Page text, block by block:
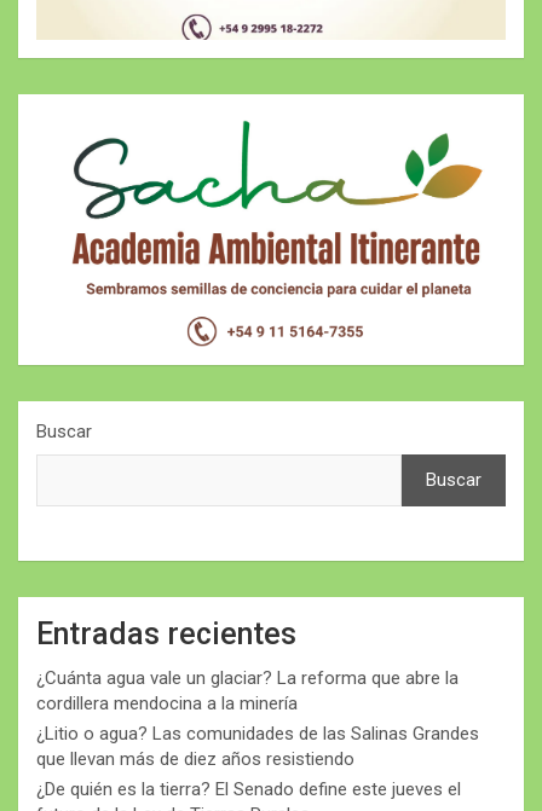
Buscar
Buscar
Entradas recientes
¿Cuánta agua vale un glaciar? La reforma que abre la
cordillera mendocina a la minería
¿Litio o agua? Las comunidades de las Salinas Grandes
que llevan más de diez años resistiendo
¿De quién es la tierra? El Senado define este jueves el